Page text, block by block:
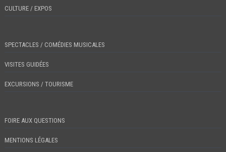
CULTURE / EXPOS
SPECTACLES / COMÉDIES MUSICALES
VISITES GUIDÉES
EXCURSIONS / TOURISME
FOIRE AUX QUESTIONS
MENTIONS LÉGALES